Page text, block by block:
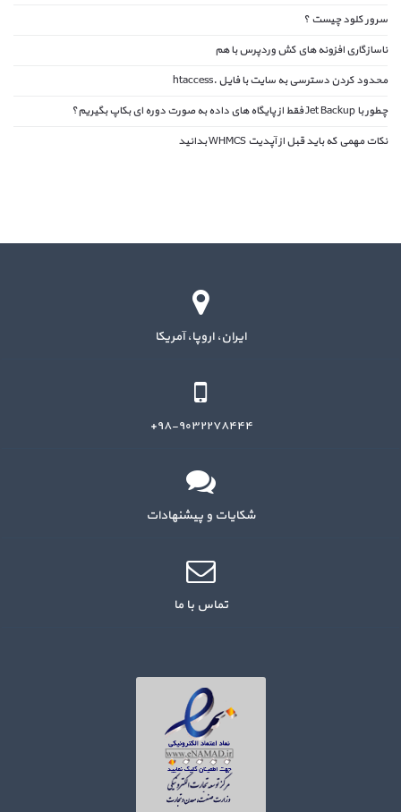
سرور کلود چیست ؟
ناسازگاری افزونه های کش وردپرس با هم
محدود کردن دسترسی به سایت با فایل .htaccess
چطور با Jet Backup فقط از پایگاه های داده به صورت دوره ای بکاپ بگیریم؟
نکات مهمی که باید قبل از آپدیت WHMCS بدانید
ایران، اروپا، آمریکا
۹۸-۹۰۳۲۲۷۸۴۴۴+
شکایات و پیشنهادات
تماس با ما